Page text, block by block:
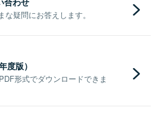
疑問にお答えします。
度版）
形式でダウンロードできま